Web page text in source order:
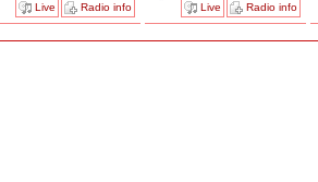
Live
Radio info
Live
Radio info